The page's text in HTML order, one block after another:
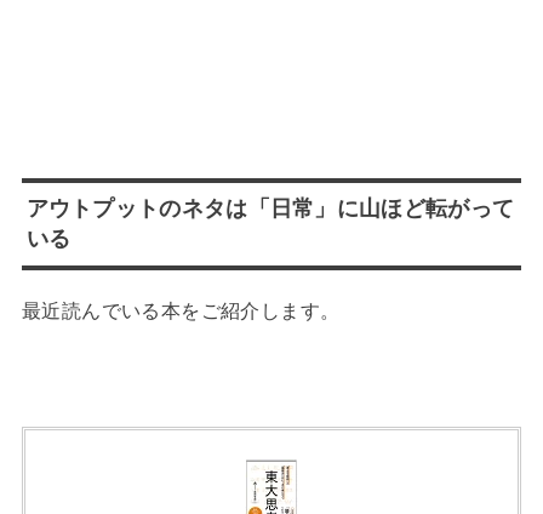
アウトプットのネタは「日常」に山ほど転がって
いる
最近読んでいる本をご紹介します。